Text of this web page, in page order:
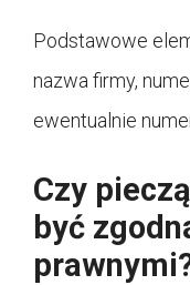
Podstawowe
nazwa firmy,
ewentualnie
Czy
być